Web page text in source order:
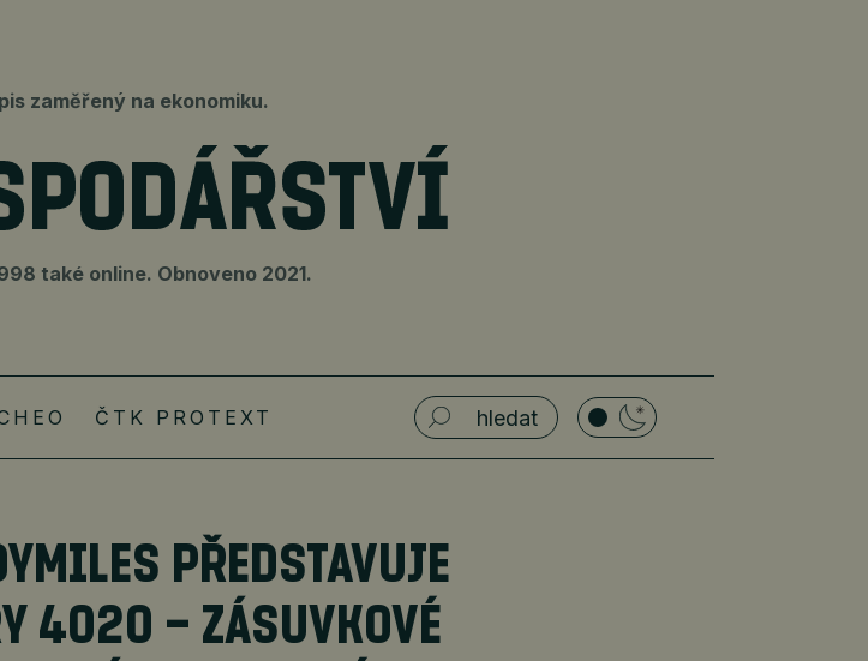
zaměřený na ekonomiku.
také online. Obnoveno 2021.
ČTK PROTEXT
PŘEDSTAVUJE
4020 – ZÁSUVKOVÉ